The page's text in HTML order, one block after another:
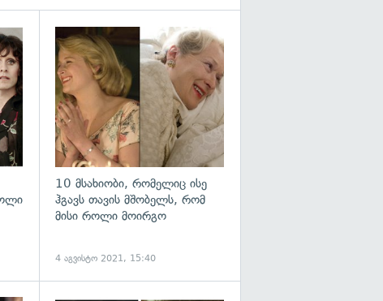
10 მსახიობი, რომელიც ისე
ჰგავს თავის მშობელს, რომ
მისი როლი მოირგო
4 აგვისტო 2021, 15:40